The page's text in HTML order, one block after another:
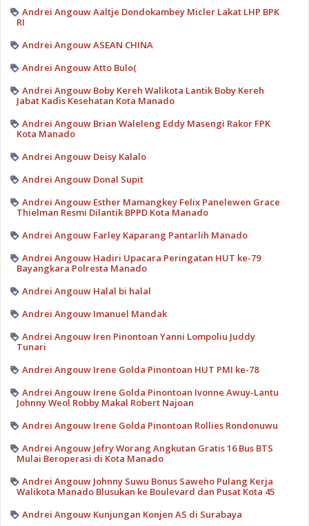
Andrei Angouw Aaltje Dondokambey Micler Lakat LHP BPK
RI
Andrei Angouw ASEAN CHINA
Andrei Angouw Atto Bulo(
Andrei Angouw Boby Kereh Walikota Lantik Boby Kereh
Jabat Kadis Kesehatan Kota Manado
Andrei Angouw Brian Waleleng Eddy Masengi Rakor FPK
Kota Manado
Andrei Angouw Deisy Kalalo
Andrei Angouw Donal Supit
Andrei Angouw Esther Mamangkey Felix Panelewen Grace
Thielman Resmi Dilantik BPPD Kota Manado
Andrei Angouw Farley Kaparang Pantarlih Manado
Andrei Angouw Hadiri Upacara Peringatan HUT ke-79
Bayangkara Polresta Manado
Andrei Angouw Halal bi halal
Andrei Angouw Imanuel Mandak
Andrei Angouw Iren Pinontoan Yanni Lompoliu Juddy
Tunari
Andrei Angouw Irene Golda Pinontoan HUT PMI ke-78
Andrei Angouw Irene Golda Pinontoan Ivonne Awuy-Lantu
Johnny Weol Robby Makal Robert Najoan
Andrei Angouw Irene Golda Pinontoan Rollies Rondonuwu
Andrei Angouw Jefry Worang Angkutan Gratis 16 Bus BTS
Mulai Beroperasi di Kota Manado
Andrei Angouw Johnny Suwu Bonus Saweho Pulang Kerja
Walikota Manado Blusukan ke Boulevard dan Pusat Kota 45
Andrei Angouw Kunjungan Konjen AS di Surabaya